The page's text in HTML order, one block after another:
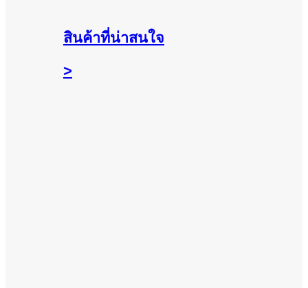
สินค้าที่น่าสนใจ
>